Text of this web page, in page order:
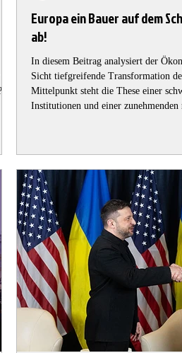
Europa ein Bauer auf dem
ab!
In diesem Beitrag analysiert der
Sicht tiefgreifende Transformation
Mittelpunkt steht die These einer
Institutionen und einer